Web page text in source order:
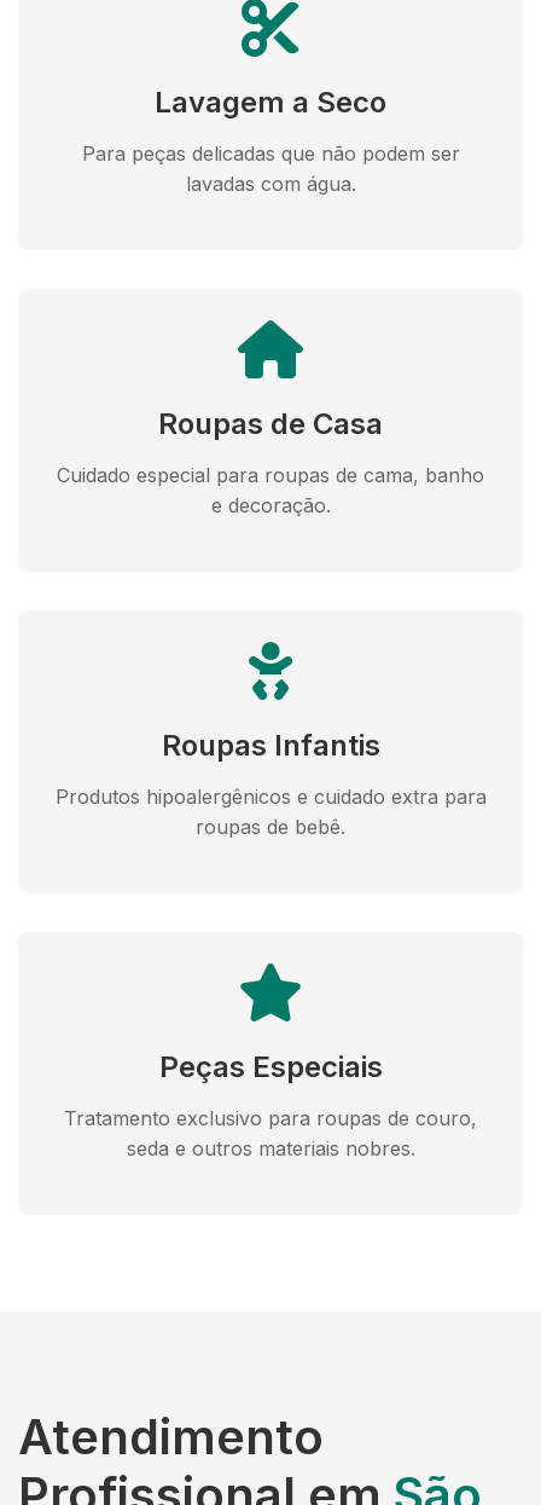
Lavagem a Seco
Para peças delicadas que não podem ser
lavadas com água.
Roupas de Casa
Cuidado especial para roupas de cama, banho
e decoração.
Roupas Infantis
Produtos hipoalergênicos e cuidado extra para
roupas de bebê.
Peças Especiais
Tratamento exclusivo para roupas de couro,
seda e outros materiais nobres.
Atendimento